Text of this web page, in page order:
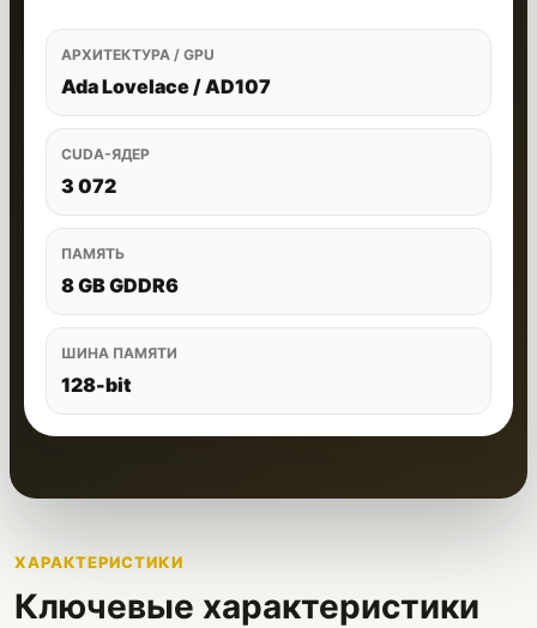
АРХИТЕКТУРА / GPU
Ada Lovelace / AD107
CUDA-ЯДЕР
3 072
ПАМЯТЬ
8 GB GDDR6
ШИНА ПАМЯТИ
128-bit
ХАРАКТЕРИСТИКИ
Ключевые характеристики